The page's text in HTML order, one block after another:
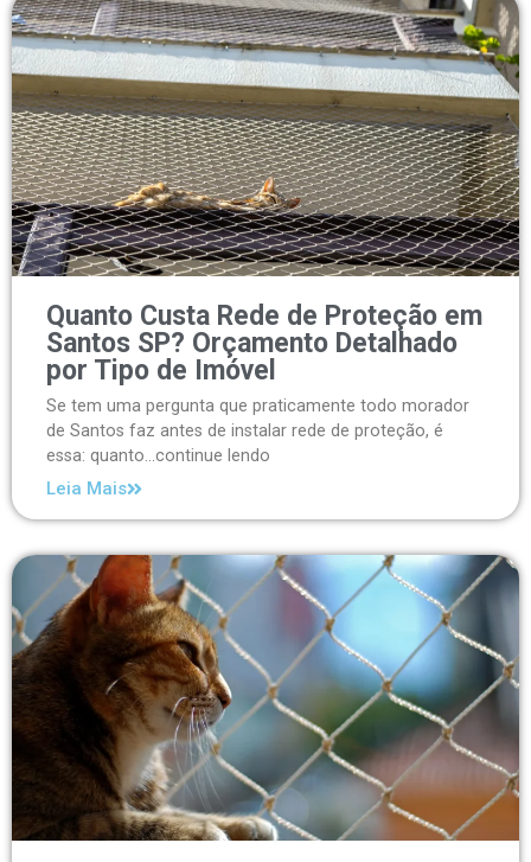
Quanto Custa Rede de Proteção em
Santos SP? Orçamento Detalhado
por Tipo de Imóvel
Se tem uma pergunta que praticamente todo morador
de Santos faz antes de instalar rede de proteção, é
essa: quanto...continue lendo
Leia Mais